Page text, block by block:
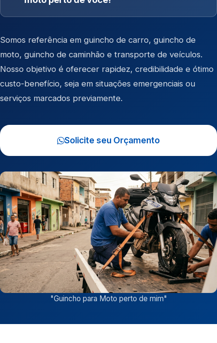
Somos referência em guincho de carro, guincho de
moto, guincho de caminhão e transporte de veículos.
Nosso objetivo é oferecer rapidez, credibilidade e ótimo
custo-benefício, seja em situações emergenciais ou
serviços marcados previamente.
Solicite seu Orçamento
"Guincho para Moto perto de mim"